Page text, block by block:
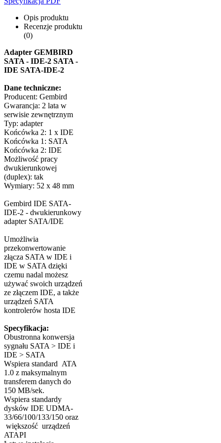
Opis produktu
Recenzje produktu
(0)
Adapter GEMBIRD
SATA - IDE-2 SATA -
IDE SATA-IDE-2
Dane techniczne:
Producent: Gembird
Gwarancja: 2 lata w
serwisie zewnętrznym
Typ: adapter
Końcówka 2: 1 x IDE
Końcówka 1: SATA
Końcówka 2: IDE
Możliwość pracy
dwukierunkowej
(duplex): tak
Wymiary: 52 x 48 mm
Gembird IDE SATA-
IDE-2 - dwukierunkowy
adapter SATA/IDE
Umożliwia
przekonwertowanie
złącza SATA w IDE i
IDE w SATA dzięki
czemu nadal możesz
używać swoich urządzeń
ze złączem IDE, a także
urządzeń SATA
kontrolerów hosta IDE
Specyfikacja:
Obustronna konwersja
sygnału SATA > IDE i
IDE > SATA
Wspiera standard ATA
1.0 z maksymalnym
transferem danych do
150 MB/sek.
Wspiera standardy
dysków IDE UDMA-
33/66/100/133/150 oraz
większość urządzeń
ATAPI